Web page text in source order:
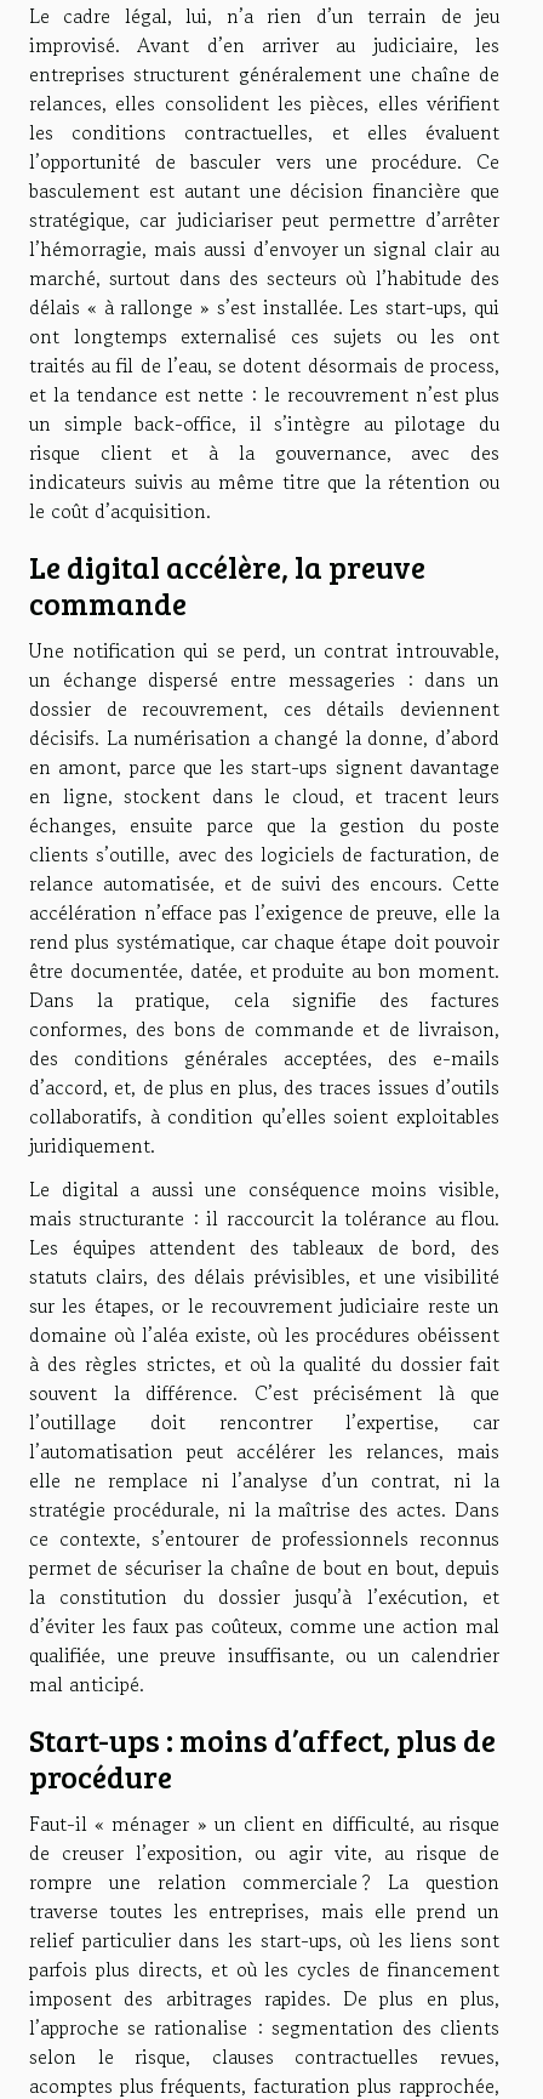
Le cadre légal, lui, n’a rien d’un terrain de jeu
improvisé. Avant d’en arriver au judiciaire, les
entreprises structurent généralement une chaîne de
relances, elles consolident les pièces, elles vérifient
les conditions contractuelles, et elles évaluent
l’opportunité de basculer vers une procédure. Ce
basculement est autant une décision financière que
stratégique, car judiciariser peut permettre d’arrêter
l’hémorragie, mais aussi d’envoyer un signal clair au
marché, surtout dans des secteurs où l’habitude des
délais « à rallonge » s’est installée. Les start-ups, qui
ont longtemps externalisé ces sujets ou les ont
traités au fil de l’eau, se dotent désormais de process,
et la tendance est nette : le recouvrement n’est plus
un simple back-office, il s’intègre au pilotage du
risque client et à la gouvernance, avec des
indicateurs suivis au même titre que la rétention ou
le coût d’acquisition.
Le digital accélère, la preuve
commande
Une notification qui se perd, un contrat introuvable,
un échange dispersé entre messageries : dans un
dossier de recouvrement, ces détails deviennent
décisifs. La numérisation a changé la donne, d’abord
en amont, parce que les start-ups signent davantage
en ligne, stockent dans le cloud, et tracent leurs
échanges, ensuite parce que la gestion du poste
clients s’outille, avec des logiciels de facturation, de
relance automatisée, et de suivi des encours. Cette
accélération n’efface pas l’exigence de preuve, elle la
rend plus systématique, car chaque étape doit pouvoir
être documentée, datée, et produite au bon moment.
Dans la pratique, cela signifie des factures
conformes, des bons de commande et de livraison,
des conditions générales acceptées, des e-mails
d’accord, et, de plus en plus, des traces issues d’outils
collaboratifs, à condition qu’elles soient exploitables
juridiquement.
Le digital a aussi une conséquence moins visible,
mais structurante : il raccourcit la tolérance au flou.
Les équipes attendent des tableaux de bord, des
statuts clairs, des délais prévisibles, et une visibilité
sur les étapes, or le recouvrement judiciaire reste un
domaine où l’aléa existe, où les procédures obéissent
à des règles strictes, et où la qualité du dossier fait
souvent la différence. C’est précisément là que
l’outillage doit rencontrer l’expertise, car
l’automatisation peut accélérer les relances, mais
elle ne remplace ni l’analyse d’un contrat, ni la
stratégie procédurale, ni la maîtrise des actes. Dans
ce contexte, s’entourer de professionnels reconnus
permet de sécuriser la chaîne de bout en bout, depuis
la constitution du dossier jusqu’à l’exécution, et
d’éviter les faux pas coûteux, comme une action mal
qualifiée, une preuve insuffisante, ou un calendrier
mal anticipé.
Start-ups : moins d’affect, plus de
procédure
Faut-il « ménager » un client en difficulté, au risque
de creuser l’exposition, ou agir vite, au risque de
rompre une relation commerciale ? La question
traverse toutes les entreprises, mais elle prend un
relief particulier dans les start-ups, où les liens sont
parfois plus directs, et où les cycles de financement
imposent des arbitrages rapides. De plus en plus,
l’approche se rationalise : segmentation des clients
selon le risque, clauses contractuelles revues,
acomptes plus fréquents, facturation plus rapprochée,